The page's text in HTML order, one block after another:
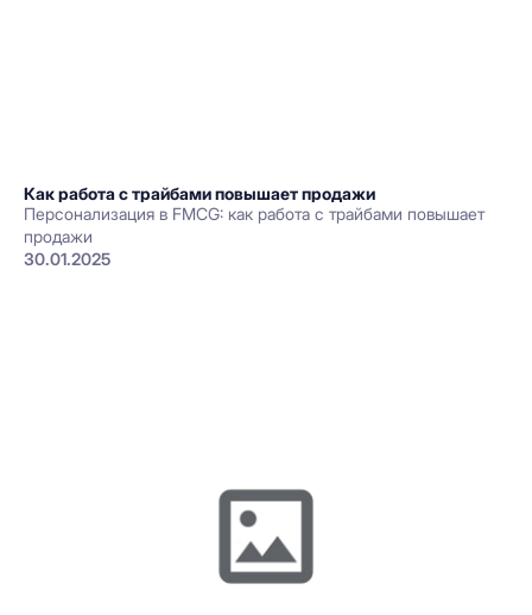
Как работа с трайбами повышает продажи
Персонализация в FMCG: как работа с трайбами повышает
продажи
30.01.2025